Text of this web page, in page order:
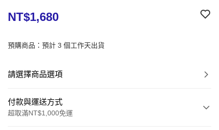
NT$1,680
預購商品：預計 3 個工作天出貨
請選擇商品選項
付款與運送方式
超取滿NT$1,000免運